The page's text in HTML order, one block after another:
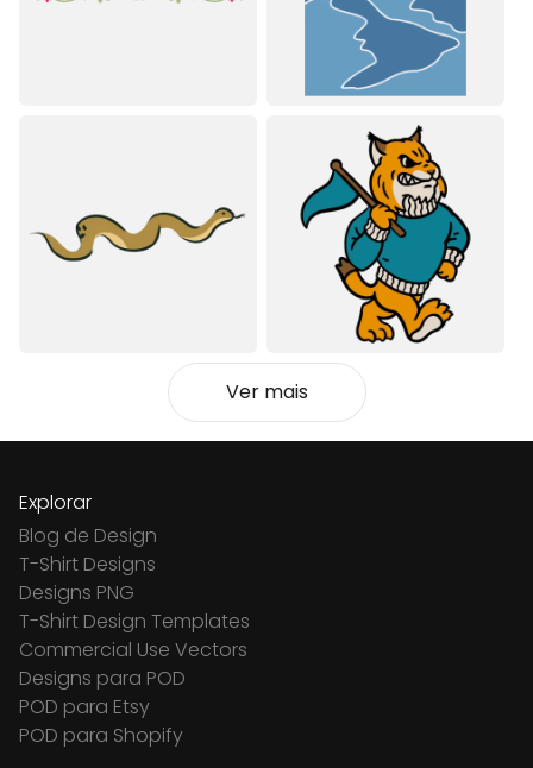
Ver mais
Explorar
Blog de Design
T-Shirt Designs
Designs PNG
T-Shirt Design Templates
Commercial Use Vectors
Designs para POD
POD para Etsy
POD para Shopify